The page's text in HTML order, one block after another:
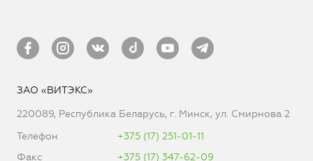
ЗАО «ВИТЭКС»
220089, Республика Беларусь, г. Минск, ул. Смирнова 2
Телефон
+375 (17) 251-01-11
Факс
+375 (17) 347-62-09